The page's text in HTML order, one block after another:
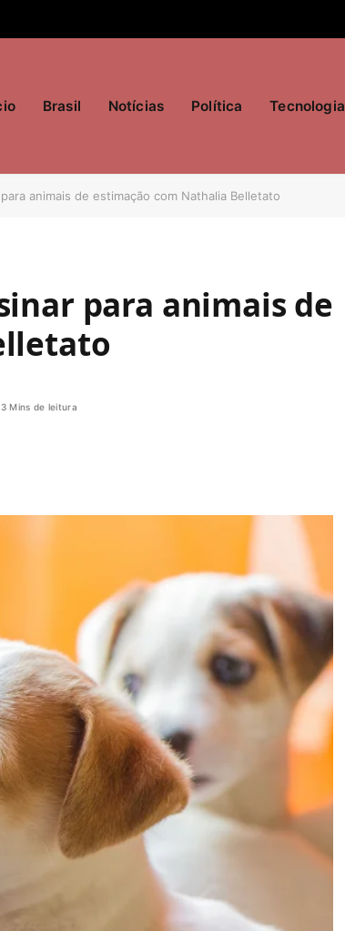
Brasil Notícias Política Tecnologia
animais de estimação com Nathalia Belletato
para animais de
3 Mins de leitura